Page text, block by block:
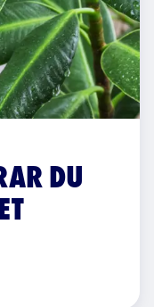
DU